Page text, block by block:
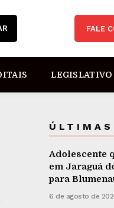
FALE
LEGISLATIVO
Adolescente
em Jaraguá
para
6 de agosto de